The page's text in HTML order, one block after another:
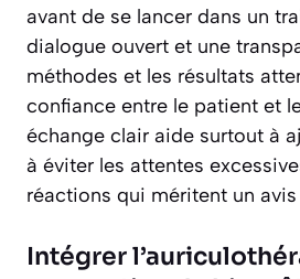
avant de se lancer dans un
dialogue ouvert et une
méthodes et les résultats
confiance entre le patient et
échange clair aide surtout à
à éviter les attentes
réactions qui méritent un
Intégrer